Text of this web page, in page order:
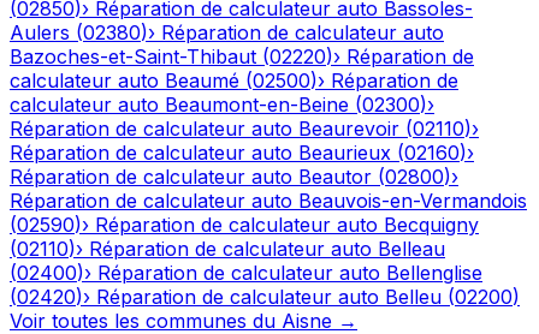
(02850)› Réparation de calculateur auto Bassoles-
Aulers (02380)› Réparation de calculateur auto
Bazoches-et-Saint-Thibaut (02220)› Réparation de
calculateur auto Beaumé (02500)› Réparation de
calculateur auto Beaumont-en-Beine (02300)›
Réparation de calculateur auto Beaurevoir (02110)›
Réparation de calculateur auto Beaurieux (02160)›
Réparation de calculateur auto Beautor (02800)›
Réparation de calculateur auto Beauvois-en-Vermandois
(02590)› Réparation de calculateur auto Becquigny
(02110)› Réparation de calculateur auto Belleau
(02400)› Réparation de calculateur auto Bellenglise
(02420)› Réparation de calculateur auto Belleu (02200)
Voir toutes les communes du Aisne →